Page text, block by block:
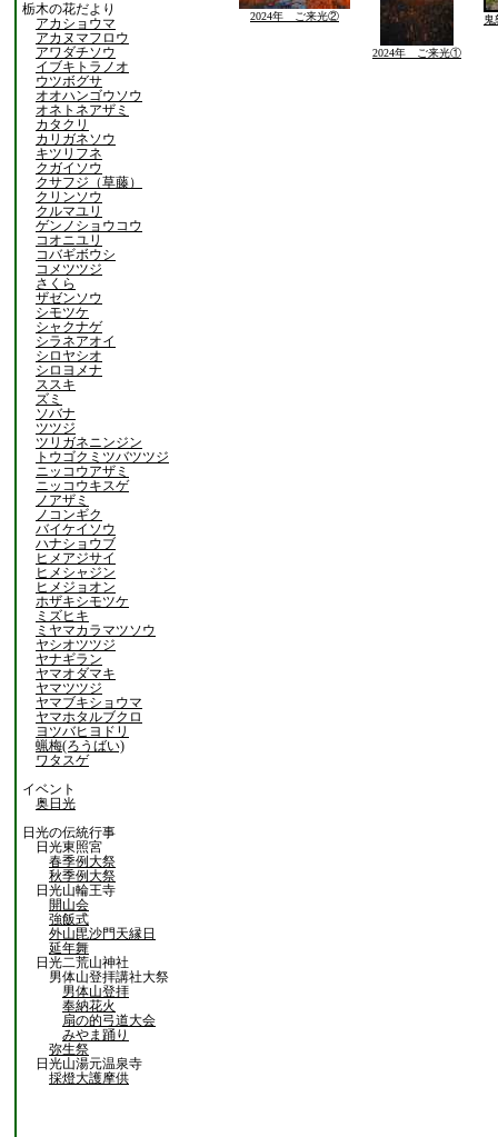
栃木の花だより
アカショウマ
アカヌマフロウ
アワダチソウ
イブキトラノオ
ウツボグサ
オオハンゴウソウ
オネトネアザミ
カタクリ
カリガネソウ
キツリフネ
クガイソウ
クサフジ（草藤）
クリンソウ
クルマユリ
ゲンノショウコウ
コオニユリ
コバギボウシ
コメツツジ
さくら
ザゼンソウ
シモツケ
シャクナゲ
シラネアオイ
シロヤシオ
シロヨメナ
ススキ
ズミ
ソバナ
ツツジ
ツリガネニンジン
トウゴクミツバツツジ
ニッコウアザミ
ニッコウキスゲ
ノアザミ
ノコンギク
バイケイソウ
ハナショウブ
ヒメアジサイ
ヒメシャジン
ヒメジョオン
ホザキシモツケ
ミズヒキ
ミヤマカラマツソウ
ヤシオツツジ
ヤナギラン
ヤマオダマキ
ヤマツツジ
ヤマブキショウマ
ヤマホタルブクロ
ヨツバヒヨドリ
蝋梅(ろうばい)
ワタスゲ
イベント
奥日光
日光の伝統行事
日光東照宮
春季例大祭
秋季例大祭
日光山輪王寺
開山会
強飯式
外山毘沙門天縁日
延年舞
日光二荒山神社
男体山登拝講社大祭
男体山登拝
奉納花火
扇の的弓道大会
みやま踊り
弥生祭
日光山湯元温泉寺
採燈大護摩供
2024年 ご来光②
2024年 ご来光①
鬼